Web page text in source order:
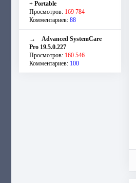
+ Portable
Просмотров: 169 784
Комментариев: 88
→ Advanced SystemCare
Pro 19.5.0.227
Просмотров: 160 546
Комментариев: 100